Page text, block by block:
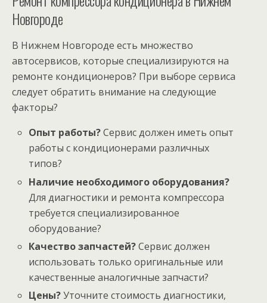
Новгороде
В Нижнем Новгороде есть множество
автосервисов, которые специализируются на
ремонте кондиционеров? При выборе сервиса
следует обратить внимание на следующие
факторы?
Опыт работы?Сервис должен иметь опыт
работы с кондиционерами различных
типов?
Наличие необходимого оборудования?
Для диагностики и ремонта компрессора
требуется специализированное
оборудование?
Качество запчастей?Сервис должен
использовать только оригинальные или
качественные аналогичные запчасти?
Цены?Уточните стоимость диагностики,